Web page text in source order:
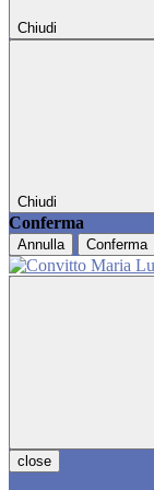
Chiudi
Chiudi
Conferma
Annulla Conferma
close